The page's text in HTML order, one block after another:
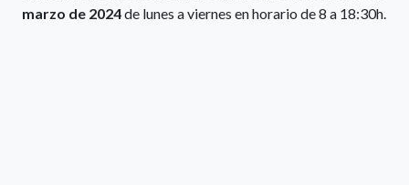
marzo de 2024de lunes a viernes en horario de 8 a 18:30h.